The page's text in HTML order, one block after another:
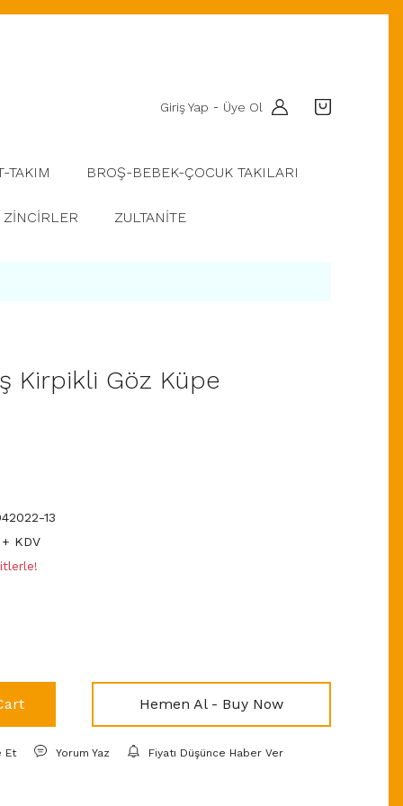
Giriş Yap - Üye Ol
TAKIM BROŞ-BEBEK-ÇOCUK TAKILARI
ZİNCİRLER ZULTANİTE
Kirpikli Göz Küpe
13
+ KDV
Hemen Al - Buy Now
Et Yorum Yaz Fiyatı Düşünce Haber Ver